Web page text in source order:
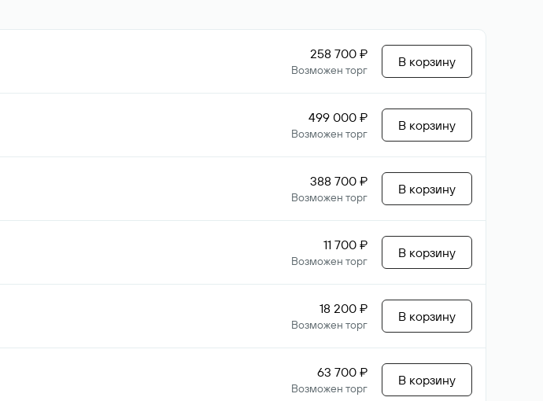
258 700 ₽
Возможен торг
В корзину
499 000 ₽
Возможен торг
В корзину
388 700 ₽
Возможен торг
В корзину
11 700 ₽
Возможен торг
В корзину
18 200 ₽
Возможен торг
В корзину
63 700 ₽
Возможен торг
В корзину